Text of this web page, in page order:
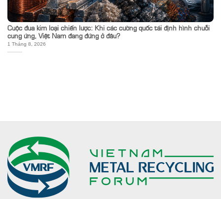
Cuộc đua kim loại chiến lược: Khi các cường quốc tái định hình chuỗi
cung ứng, Việt Nam đang đứng ở đâu?
1 Tháng 8, 2026